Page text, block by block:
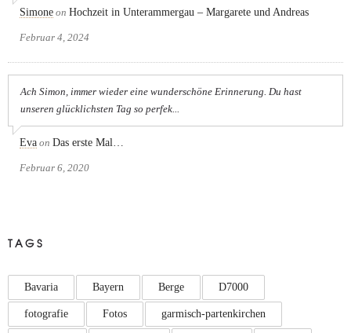
Simone on Hochzeit in Unterammergau – Margarete und Andreas
Februar 4, 2024
Ach Simon, immer wieder eine wunderschöne Erinnerung. Du hast
unseren glücklichsten Tag so perfek...
Eva on Das erste Mal…
Februar 6, 2020
TAGS
Bavaria Bayern Berge D7000
fotografie Fotos garmisch-partenkirchen